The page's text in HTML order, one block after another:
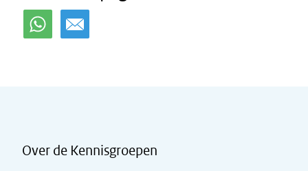
Over de Kennisgroepen